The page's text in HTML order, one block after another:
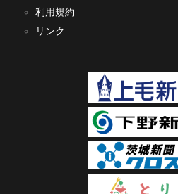
利用規約
リンク